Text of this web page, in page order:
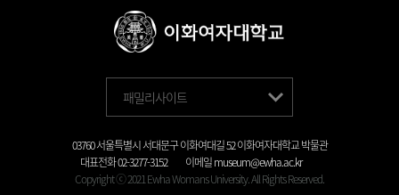
패밀리사이트
03760 서울특별시 서대문구 이화여대길 52 이화여자대학교 박물관
대표전화02-3277-3152 이메일museum@ewha.ac.kr
Copyright ⓒ 2021 Ewha Womans University. All Rights Reserved.